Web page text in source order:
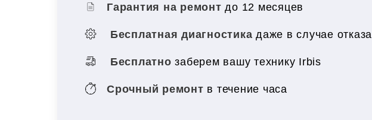
Гарантия на ремонтдо 12 месяцев
Бесплатная диагностика даже в случае отказа
Бесплатно заберем вашу технику Irbis
Срочный ремонт в течение часа